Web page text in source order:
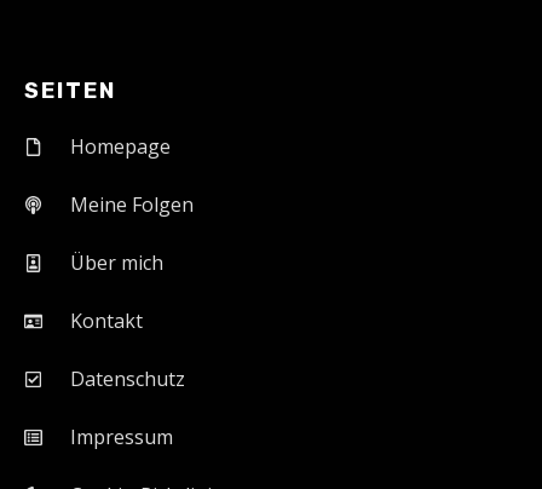
SEITEN
Homepage
Meine Folgen
Über mich
Kontakt
Datenschutz
Impressum